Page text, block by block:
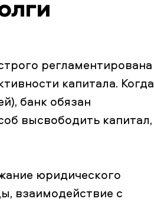
регламентирована
капитала. Когда
банк обязан
высвободить капитал,
юридического
взаимодействие с